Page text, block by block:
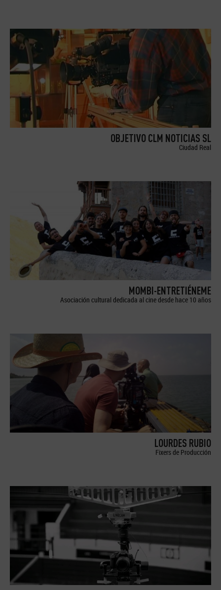
OBJETIVO CLM NOTICIAS SL
Ciudad Real
MOMBI-ENTRETIÉNEME
Asociación cultural dedicada al cine desde hace 10 años
LOURDES RUBIO
Fixers de Producción